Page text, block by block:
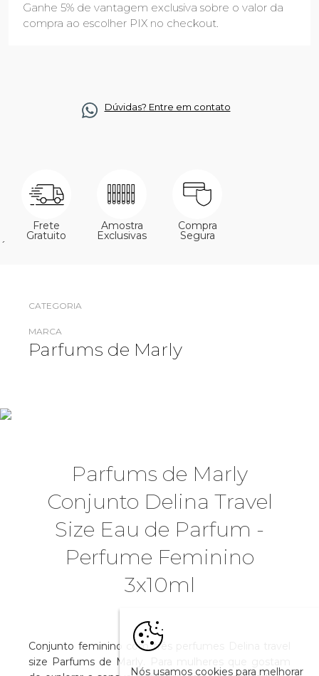
Ganhe 5% de vantagem exclusiva sobre o valor da
compra ao escolher PIX no checkout.
Dúvidas? Entre em contato
Frete
Gratuito
Amostra
Exclusivas
Compra
Segura
´
CATEGORIA
MARCA
Parfums de Marly
Parfums de Marly
Conjunto Delina Travel
Size Eau de Parfum -
Perfume Feminino
3x10ml
Conjunto feminino com três perfumes Delina travel
size Parfums de Marly. Para mulheres que gostam
Nós usamos cookies para melhorar